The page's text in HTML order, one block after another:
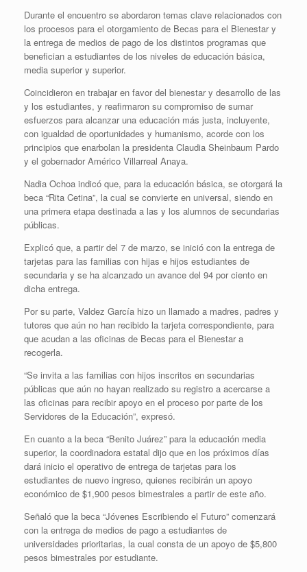
Durante el encuentro se abordaron temas clave relacionados con
los procesos para el otorgamiento de Becas para el Bienestar y
la entrega de medios de pago de los distintos programas que
benefician a estudiantes de los niveles de educación básica,
media superior y superior.
Coincidieron en trabajar en favor del bienestar y desarrollo de las
y los estudiantes, y reafirmaron su compromiso de sumar
esfuerzos para alcanzar una educación más justa, incluyente,
con igualdad de oportunidades y humanismo, acorde con los
principios que enarbolan la presidenta Claudia Sheinbaum Pardo
y el gobernador Américo Villarreal Anaya.
Nadia Ochoa indicó que, para la educación básica, se otorgará la
beca “Rita Cetina”, la cual se convierte en universal, siendo en
una primera etapa destinada a las y los alumnos de secundarias
públicas.
Explicó que, a partir del 7 de marzo, se inició con la entrega de
tarjetas para las familias con hijas e hijos estudiantes de
secundaria y se ha alcanzado un avance del 94 por ciento en
dicha entrega.
Por su parte, Valdez García hizo un llamado a madres, padres y
tutores que aún no han recibido la tarjeta correspondiente, para
que acudan a las oficinas de Becas para el Bienestar a
recogerla.
“Se invita a las familias con hijos inscritos en secundarias
públicas que aún no hayan realizado su registro a acercarse a
las oficinas para recibir apoyo en el proceso por parte de los
Servidores de la Educación”, expresó.
En cuanto a la beca “Benito Juárez” para la educación media
superior, la coordinadora estatal dijo que en los próximos días
dará inicio el operativo de entrega de tarjetas para los
estudiantes de nuevo ingreso, quienes recibirán un apoyo
económico de $1,900 pesos bimestrales a partir de este año.
Señaló que la beca “Jóvenes Escribiendo el Futuro” comenzará
con la entrega de medios de pago a estudiantes de
universidades prioritarias, la cual consta de un apoyo de $5,800
pesos bimestrales por estudiante.